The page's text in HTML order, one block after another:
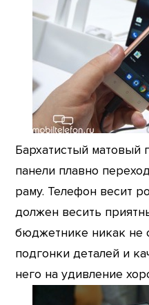
Бархатистый матовый
панели плавно
раму. Телефон весит
должен весить
бюджетнике никак не
подгонки деталей и
него на удивление